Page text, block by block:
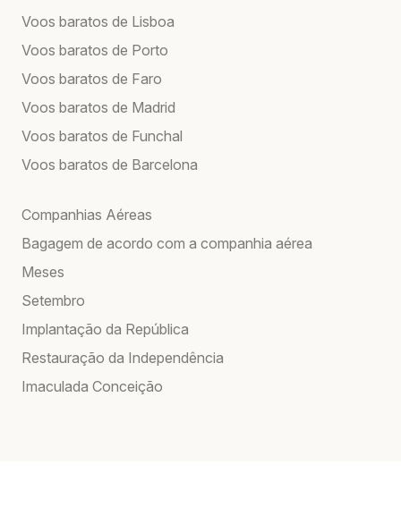
Voos baratos de Lisboa
Voos baratos de Porto
Voos baratos de Faro
Voos baratos de Madrid
Voos baratos de Funchal
Voos baratos de Barcelona
Companhias Aéreas
Bagagem de acordo com a companhia aérea
Meses
Setembro
Implantação da República
Restauração da Independência
Imaculada Conceição